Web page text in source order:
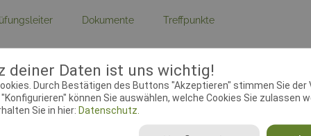
deiner Daten ist uns wichtig!
Durch Bestätigen des Buttons "Akzeptieren" stimmen Sie der
können Sie auswählen, welche Cookies Sie zulassen
Sie in hier: Datenschutz.
Dokumente Treffpunkte
FCI-IGP Ausrichtender Verein:
Montichiari